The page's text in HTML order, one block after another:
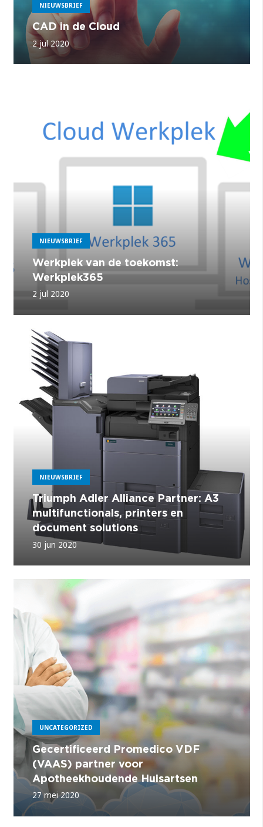
NIEUWSBRIEF
CAD in de Cloud
2 jul 2020
NIEUWSBRIEF
Werkplek van de toekomst:
Werkplek365
2 jul 2020
NIEUWSBRIEF
Triumph Adler Alliance Partner: A3
multifunctionals, printers en
document solutions
30 jun 2020
UNCATEGORIZED
Gecertificeerd Promedico VDF
(VAAS) partner voor
Apotheekhoudende Huisartsen
27 mei 2020